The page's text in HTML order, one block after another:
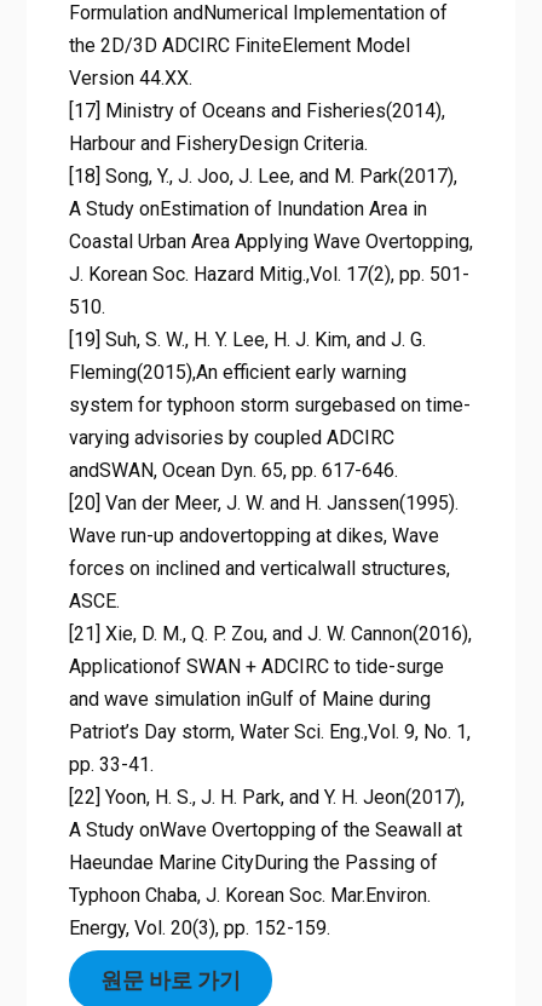
Formulation andNumerical Implementation of
the 2D/3D ADCIRC FiniteElement Model
Version 44.XX.
[17] Ministry of Oceans and Fisheries(2014),
Harbour and FisheryDesign Criteria.
[18] Song, Y., J. Joo, J. Lee, and M. Park(2017),
A Study onEstimation of Inundation Area in
Coastal Urban Area Applying Wave Overtopping,
J. Korean Soc. Hazard Mitig.,Vol. 17(2), pp. 501-
510.
[19] Suh, S. W., H. Y. Lee, H. J. Kim, and J. G.
Fleming(2015),An efficient early warning
system for typhoon storm surgebased on time-
varying advisories by coupled ADCIRC
andSWAN, Ocean Dyn. 65, pp. 617-646.
[20] Van der Meer, J. W. and H. Janssen(1995).
Wave run-up andovertopping at dikes, Wave
forces on inclined and verticalwall structures,
ASCE.
[21] Xie, D. M., Q. P. Zou, and J. W. Cannon(2016),
Applicationof SWAN + ADCIRC to tide-surge
and wave simulation inGulf of Maine during
Patriot’s Day storm, Water Sci. Eng.,Vol. 9, No. 1,
pp. 33-41.
[22] Yoon, H. S., J. H. Park, and Y. H. Jeon(2017),
A Study onWave Overtopping of the Seawall at
Haeundae Marine CityDuring the Passing of
Typhoon Chaba, J. Korean Soc. Mar.Environ.
Energy, Vol. 20(3), pp. 152-159.
원문 바로 가기